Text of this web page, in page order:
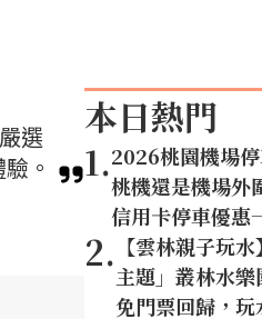
選
。
本日熱門
1.2026桃園機場
桃機還是機場外
信用卡停車優惠
2. 【雲林親子玩
主題」叢林水
免門票回歸，